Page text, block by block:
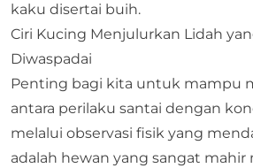
kaku disertai buih.
Ciri Kucing Menjulurkan Lidah
Diwaspadai
Penting bagi kita untuk mampu
antara perilaku santai dengan
melalui observasi fisik yang
adalah hewan yang sangat